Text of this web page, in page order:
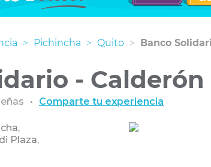
Pichincha Quito Banco
- Calderón
Comparte tu experiencia
Plaza,